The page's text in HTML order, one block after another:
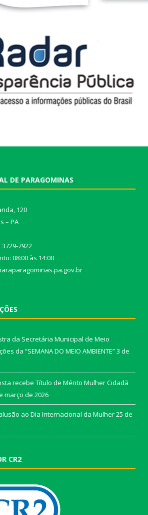
DE PARAGOMINAS
120
– PA
7922
08:00 às 14:00
da Secretária Municipal de Meio
da “SEMANA DO MEIO AMBIENTE”3 de
recebe Título de Mérito Mulher Cidadã
março de 2026
ao Dia Internacional da Mulher25 de
CR2